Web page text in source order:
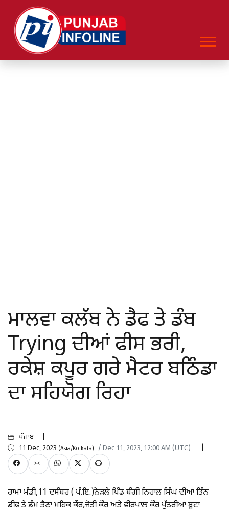
ਮਾਲਵਾ ਕਲੱਬ ਨੇ ਡੈਫ ਤੇ ਡੰਬ
Trying ਦੀਆਂ ਫੀਸ ਭਰੀ,
ਰਕੇਸ਼ ਕਪੂਰ ਗਰੇ ਮੈਟਰ ਬਠਿੰਡਾ
ਦਾ ਸਹਿਯੋਗ ਰਿਹਾ
ਪੰਜਾਬ
11 Dec, 2023 (Asia/Kolkata) / Dec 11, 2023, 12:00 AM (UTC)
ਰਾਮਾ ਮੰਡੀ,11 ਦਸੰਬਰ ( ਪੰ.ਇ.)ਨੇੜਲੇ ਪਿੰਡ ਬੰਗੀ ਨਿਹਾਲ ਸਿੰਘ ਦੀਆਂ ਤਿੰਨ
ਡੀਫ ਤੇ ਡੰਮ ਭੈਣਾਂ ਮਹਿਕ ਕੌਰ,ਜੋਤੀ ਕੌਰ ਅਤੇ ਵੀਰਪਾਲ ਕੌਰ ਪੁੱਤਰੀਆਂ ਬੂਟਾ